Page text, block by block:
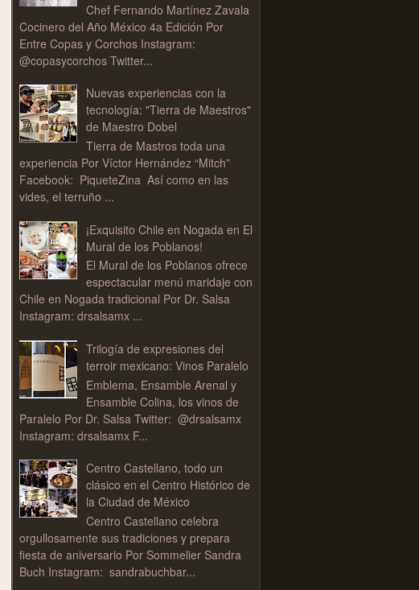
Chef Fernando Martínez Zavala
Cocinero del Año México 4a Edición Por
Entre Copas y Corchos Instagram:
@copasycorchos Twitter...
Nuevas experiencias con la
tecnología: "Tierra de Maestros"
de Maestro Dobel
Tierra de Mastros toda una
experiencia Por Víctor Hernández “Mitch”
Facebook: PiqueteZina Así como en las
vides, el terruño ...
¡Exquisito Chile en Nogada en El
Mural de los Poblanos!
El Mural de los Poblanos ofrece
espectacular menú maridaje con
Chile en Nogada tradicional Por Dr. Salsa
Instagram: drsalsamx ...
Trilogía de expresiones del
terroir mexicano: Vinos Paralelo
Emblema, Ensamble Arenal y
Ensamble Colina, los vinos de
Paralelo Por Dr. Salsa Twitter: @drsalsamx
Instagram: drsalsamx F...
Centro Castellano, todo un
clásico en el Centro Histórico de
la Ciudad de México
Centro Castellano celebra
orgullosamente sus tradiciones y prepara
fiesta de aniversario Por Sommelier Sandra
Buch Instagram: sandrabuchbar...